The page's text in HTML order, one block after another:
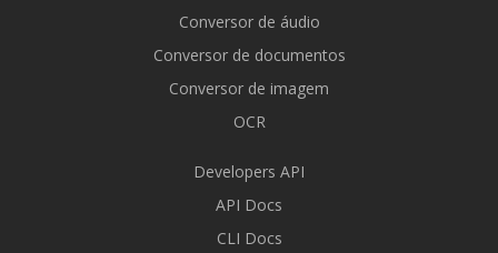
Conversor de áudio
Conversor de documentos
Conversor de imagem
OCR
Developers API
API Docs
CLI Docs